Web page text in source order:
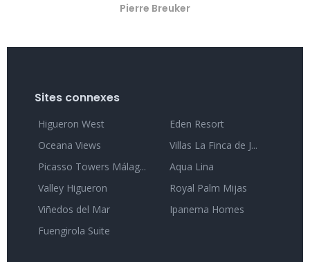
Pierre Breuker
Sites connexes
Higueron West
Eden Resort
Oceana Views
Villas La Finca de J...
Picasso Towers Málag...
Aqua Lina
Valley Higueron
Royal Palm Mijas
Viñedos del Mar
Ipanema Homes
Fuengirola Suite